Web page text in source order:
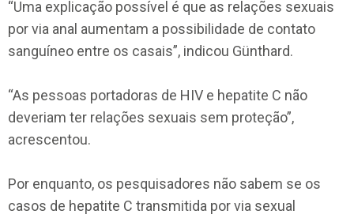
“Uma explicação possível é que as relações sexuais
por via anal aumentam a possibilidade de contato
sanguíneo entre os casais”, indicou Günthard.
“As pessoas portadoras de HIV e hepatite C não
deveriam ter relações sexuais sem proteção”,
acrescentou.
Por enquanto, os pesquisadores não sabem se os
casos de hepatite C transmitida por via sexual